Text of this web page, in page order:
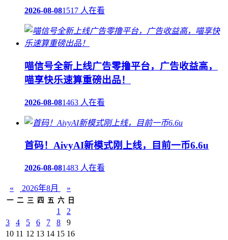
2026-08-081517 人在看
喵信号全新上线广告零撸平台，广告收益高，
喵享快乐速算重磅出品！
2026-08-081463 人在看
首码！AivyAI新模式刚上线，目前一币6.6u
2026-08-081483 人在看
« 2026年8月 »
一 二 三 四 五 六 日
1
2
3
4 5 6 7 8
9
10 11 12 13 14 15 16